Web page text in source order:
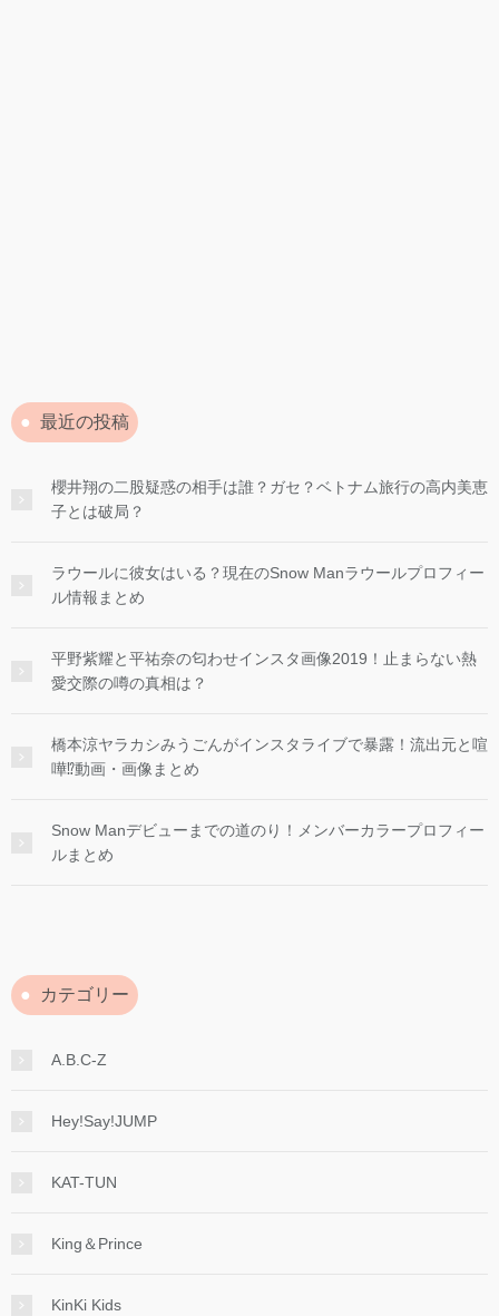
最近の投稿
櫻井翔の二股疑惑の相手は誰？ガセ？ベトナム旅行の高内美恵
子とは破局？
ラウールに彼女はいる？現在のSnow Manラウールプロフィー
ル情報まとめ
平野紫耀と平祐奈の匂わせインスタ画像2019！止まらない熱
愛交際の噂の真相は？
橋本涼ヤラカシみうごんがインスタライブで暴露！流出元と喧
嘩⁉︎動画・画像まとめ
Snow Manデビューまでの道のり！メンバーカラープロフィー
ルまとめ
カテゴリー
A.B.C-Z
Hey!Say!JUMP
KAT-TUN
King＆Prince
KinKi Kids